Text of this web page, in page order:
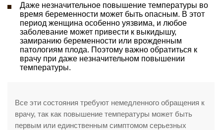
Даже незначительное повышение температуры во
время беременности может быть опасным. В этот
период женщина особенно уязвима, и любое
заболевание может привести к выкидышу,
замиранию беременности или врожденным
патологиям плода. Поэтому важно обратиться к
врачу при даже незначительном повышении
температуры.
Все эти состояния требуют немедленного обращения к
врачу, так как повышение температуры может быть
первым или единственным симптомом серьезных